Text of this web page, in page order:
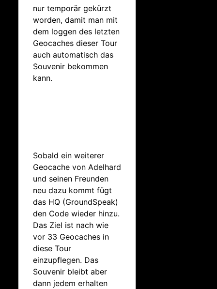
nur temporär gekürzt
worden, damit man mit
dem loggen des letzten
Geocaches dieser Tour
auch automatisch das
Souvenir bekommen
kann.
Sobald ein weiterer
Geocache von Adelhard
und seinen Freunden
neu dazu kommt fügt
das HQ (GroundSpeak)
den Code wieder hinzu.
Das Ziel ist nach wie
vor 33 Geocaches in
diese Tour
einzupflegen. Das
Souvenir bleibt aber
dann jedem erhalten